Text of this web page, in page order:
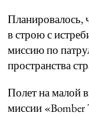
Планировалось,
в строю с
миссию по
пространства
Полет на малой
миссии «Bomber